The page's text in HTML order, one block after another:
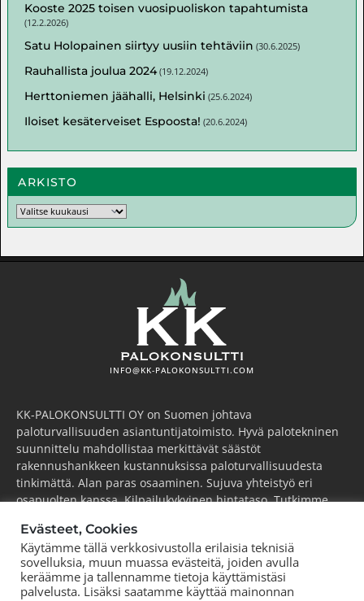
Kooste 2025 toisen vuosipuoliskon tapahtumista
(12.2.2026)
Satu Holopainen siirtyy uusiin tehtäviin (30.6.2025)
Rauhallista joulua 2024(19.12.2024)
Herttoniemen jäähalli, Helsinki (25.6.2024)
Iloiset kesäterveiset Espoosta! (20.6.2024)
ARKISTO
INFO@KK-PALOKONSULTTI.COM
KK-PALOKONSULTTI OY on Suomen johtava
paloturvallisuuden asiantuntijatoimisto. Hyvä palotekninen
suunnittelu mahdollistaa merkittävät säästöt
rakennushankkeen kustannuksissa paloturvallisuudesta
tinkimättä. Alan paras osaaminen. Sujuva yhteistyö eri
osapuolten kanssa. Kilpailukykyinen hintataso. Tutkimme,
ESPOO(pääkonttori)
Puh.+358 44 752 0777
KOUVOLA
Evästeet, Cookies
Käytämme tällä verkkosivustolla erilaisia teknisiä
sovelluksia, muun muassa evästeitä, joiden avulla
keräämme ja tallennamme tietoja käyttämistäsi
palvelusta. Lisäksi saatamme käyttää mainonnan